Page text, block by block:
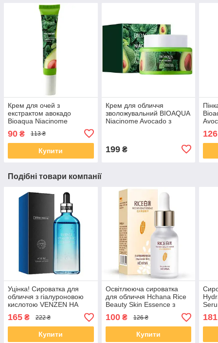
Крем для очей з
екстрактом авокадо
Bioaqua Niacinome
Cream, 20г
90 ₴ 113 ₴
Купити
Крем для обличчя
зволожувальний BIOAQUA
Niacinome Avocado з
199₴
126
Подібні товари компанії
Уцінка! Сироватка для
обличчя з гіалуроновою
кислотою VENZEN HA
Hydrating 100 мл
165 ₴ 222 ₴
Купити
Освітлююча сироватка
для обличчя Hchana Rice
Beauty Skin Essence з
екстрактом білого рису 15
мл
100₴ 126 ₴
Купити
181